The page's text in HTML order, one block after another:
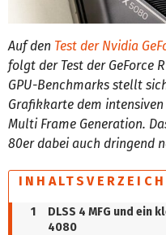
Auf den Test der Nvidia
folgt der Test der GeForce
GPU-Benchmarks stellt
Grafikkarte dem
Multi Frame Generation.
80er dabei auch dringend
1
DLSS 4 MFG und ein
4080